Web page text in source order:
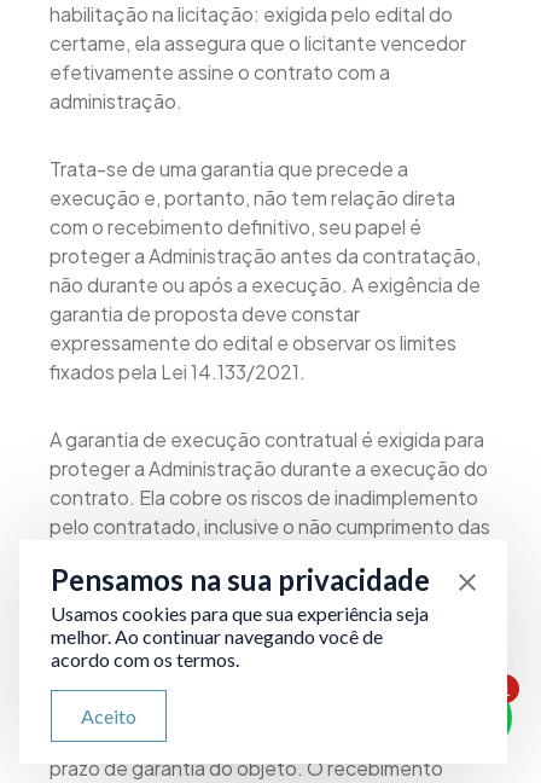
habilitação na licitação: exigida pelo edital do
certame, ela assegura que o licitante vencedor
efetivamente assine o contrato com a
administração.
Trata-se de uma garantia que precede a
execução e, portanto, não tem relação direta
com o recebimento definitivo, seu papel é
proteger a Administração antes da contratação,
não durante ou após a execução. A exigência de
garantia de proposta deve constar
expressamente do edital e observar os limites
fixados pela Lei 14.133/2021.
A garantia de execução contratual é exigida para
proteger a Administração durante a execução do
contrato. Ela cobre os riscos de inadimplemento
pelo contratado, inclusive o não cumprimento das
dos empregados vinculados à prestação do
serviço ou à realização da obra.
durante toda a execução e, em contratos de
obras, deve idealmente cobrir ao menos parte do
prazo de garantia do objeto. O recebimento
1
Pensamos na sua privacidade
Usamos cookies para que sua experiência seja
melhor. Ao continuar navegando você de
acordo com os termos.
Aceito